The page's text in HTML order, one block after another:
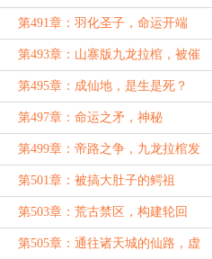
第491章：羽化圣子，命运开端
第493章：山寨版九龙拉棺，被催
熟的果实
第495章：成仙地，是生是死？
第497章：命运之矛，神秘
第499章：帝路之争，九龙拉棺发
车
第501章：被搞大肚子的鳄祖
第503章：荒古禁区，构建轮回
第505章：通往诸天城的仙路，虚